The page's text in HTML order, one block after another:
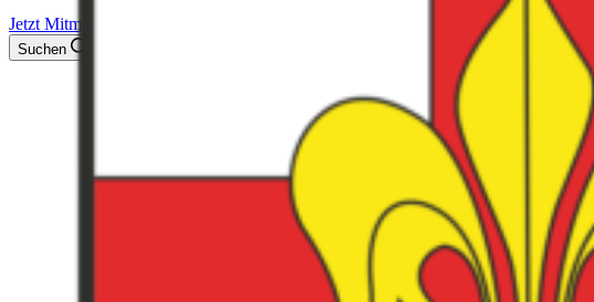
Jetzt Mitmachen!
Suchen